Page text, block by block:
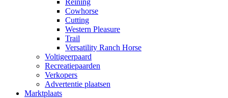
Reining
Cowhorse
Cutting
Western Pleasure
Trail
Versatility Ranch Horse
Voltigeerpaard
Recreatiepaarden
Verkopers
Advertentie plaatsen
Marktplaats